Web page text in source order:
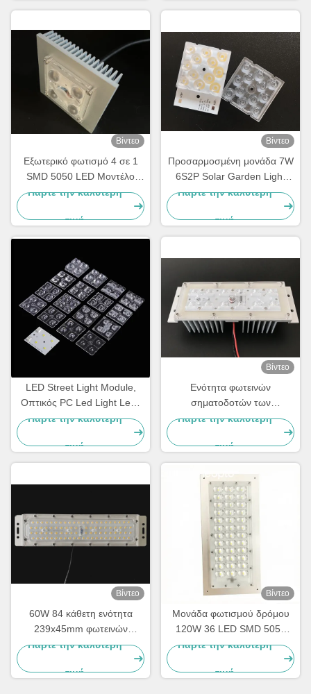
Βίντεο
Εξωτερικό φωτισμό 4 σε 1
SMD 5050 LED Μοντέλο
10W-15W με 150x75
βαθμούς φακό Αδιάβροχο
Πάρτε την καλύτερη
τιμή
Βίντεο
Προσαρμοσμένη μονάδα 7W
6S2P Solar Garden Light
PCB Board 3030SMD
Πάρτε την καλύτερη
τιμή
LED Street Light Module,
Οπτικός PC Led Light Lens
Για οδικό φωτισμό τύπου II
Πάρτε την καλύτερη
τιμή
Βίντεο
Ενότητα φωτεινών
σηματοδοτών των
οδηγήσεων 12LED
Heatsink
Πάρτε την καλύτερη
τιμή
Βίντεο
60W 84 κάθετη ενότητα
239x45mm φωτεινών
σηματοδοτών σημείων
Πάρτε την καλύτερη
τιμή
Βίντεο
Μονάδα φωτισμού δρόμου
120W 36 LED SMD 5050
LED με γωνιακό φακό
πλακέτα PCB
Πάρτε την καλύτερη
τιμή